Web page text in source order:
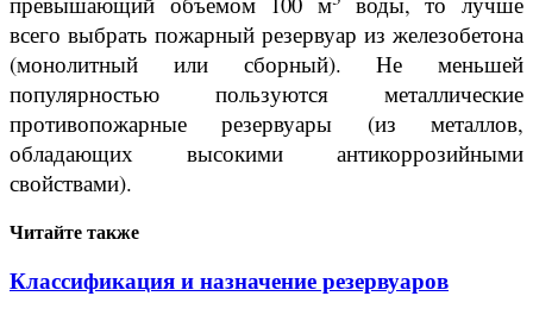
всего выбрать пожарный резервуар из железобетона
(монолитный или сборный). Не меньшей
популярностью пользуются металлические
противопожарные резервуары (из металлов,
обладающих высокими антикоррозийными
свойствами).
Читайте также
Классификация и назначение резервуаров